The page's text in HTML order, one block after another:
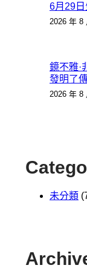
6月29
2026 年 8
鏡不雅·
發明了
2026 年 8
未分類